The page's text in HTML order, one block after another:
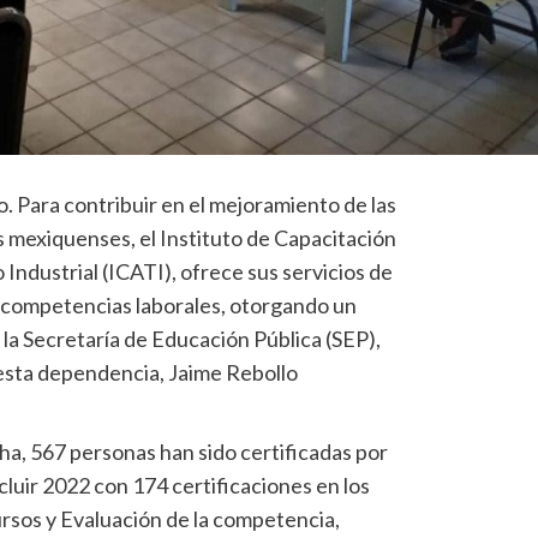
Para contribuir en el mejoramiento de las
mexiquenses, el Instituto de Capacitación
(ICATI), ofrece sus servicios de
laborales, otorgando un
Secretaría de Educación Pública (SEP),
dependencia, Jaime Rebollo
567 personas han sido certificadas por
2022 con 174 certificaciones en los
y Evaluación de la competencia,